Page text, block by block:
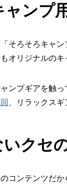
ンプ
そろそろキャ
オリジナルのキ
ンプギアを触
、リラックス
クセ
コンテンツだ